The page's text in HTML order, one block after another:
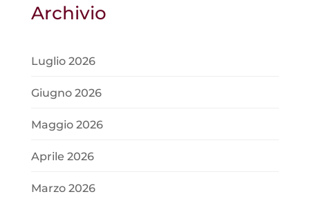
Archivio
Luglio 2026
Giugno 2026
Maggio 2026
Aprile 2026
Marzo 2026